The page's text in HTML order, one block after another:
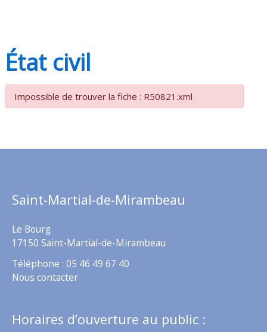
État civil
Impossible de trouver la fiche : R50821.xml
Saint-Martial-de-Mirambeau
Le Bourg
17150 Saint-Martial-de-Mirambeau
Téléphone : 05 46 49 67 40
Nous contacter
Horaires d’ouverture au public :